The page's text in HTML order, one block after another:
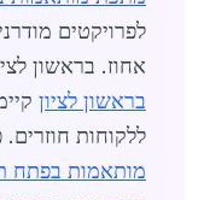
לפרויקטים
אחוז. בראשון
בראשון לציון
ללקוחות
מותאמות בפתח